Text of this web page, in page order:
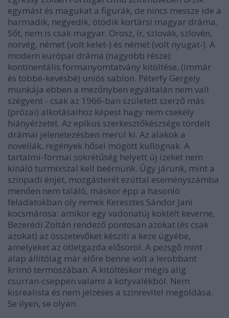
egymást és magukat a figurák, de nincs messze ide a
harmadik, negyedik, ötödik kortársi magyar dráma.
Sőt, nem is csak magyar. Orosz, ír, szlovák, szlovén,
norvég, német (volt kelet-) és német (volt nyugat-). A
modern európai dráma (nagyobb része):
kontinentális formanyomtatvány kitöltése, (immár
és többé-kevésbé) uniós sablon. Péterfy Gergely
munkája ebben a mezőnyben egyáltalán nem vall
szégyent - csak az 1966-ban született szerző más
(prózai) alkotásaihoz képest hagy nem csekély
hiányérzetet. Az epikus szerkesztőkészsége tördelt
drámai jelenetezésben merül ki. Az alakok a
novellák, regények hősei mögött kullognak. A
tartalmi-formai sokrétűség helyett új ízeket nem
kínáló turmixszal kell beérnünk. Úgy járunk, mint a
színpadi énjét, mozgásterét ezúttal eseményszámba
menően nem találó, máskor épp a hasonló
feladatokban oly remek Keresztes Sándor Jani
kocsmárosa: amikor egy vadonatúj koktélt keverne,
Bezerédi Zoltán rendező pontosan azokat (és csak
azokat) az összetevőket készíti a keze ügyébe,
amelyeket az ötletgazda elősorol. A pezsgő mint
alap állítólag már előre benne volt a lerobbant
krimó termoszában. A kitöltéskor mégis alig
csurran-cseppen valami a kotyvalékból. Nem
kisrealista és nem jelzéses a színrevitel megoldása.
Se ilyen, se olyan.